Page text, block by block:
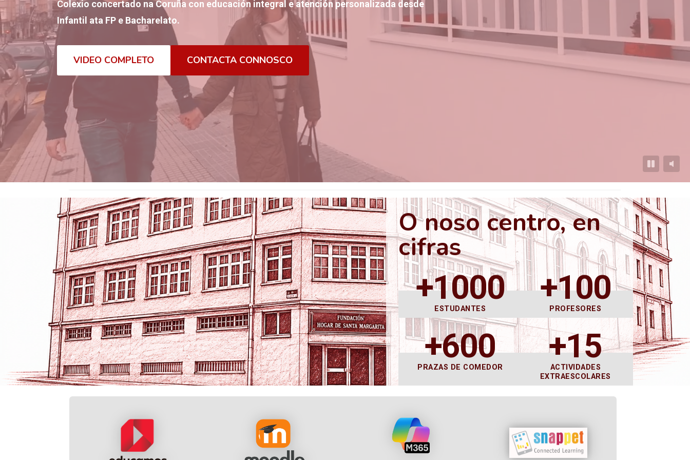
Colexio concertado na Coruña con educación integral e atención personalizada desde
Infantil ata FP e Bacharelato.
VIDEO COMPLETO CONTACTA CONNOSCO
O noso centro, en
cifras
+1000
ESTUDANTES
+100
PROFESORES
+600
PRAZAS DE COMEDOR
+15
ACTIVIDADES
EXTRAESCOLARES